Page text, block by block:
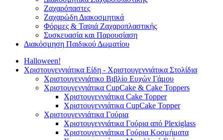
Ζαχαρόπαστες
Ζαχαρώδη Διακοσμητικά
Φόρμες & Ταψιά Ζαχαροπλαστικής
Συσκευασία και Παρουσίαση
Διακόσμηση Παιδικού Δωματίου
Halloween!
Χριστουγεννιάτικα Είδη - Χριστουγεννιάτικα Στολίδια
Χριστουγεννιάτικο Βιβλίο Ευχών Γάμου
Χριστουγεννιάτικα CupCake & Cake Toppers
Χριστουγεννιάτικα Cake Topper
Χριστουγεννιάτικα CupCake Topper
Χριστουγεννιάτικα Γούρια
Χριστουγεννιάτικα Γούρια από Plexiglass
Χριστουγεννιάτικα Γούρια Κοσμήματα